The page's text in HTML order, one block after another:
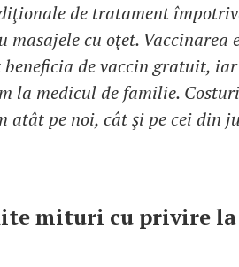
de tratament
masajele cu oţet.
beneficia de vaccin gratuit,
la medicul de familie.
atât pe noi, cât şi pe cei din
mituri cu privire la